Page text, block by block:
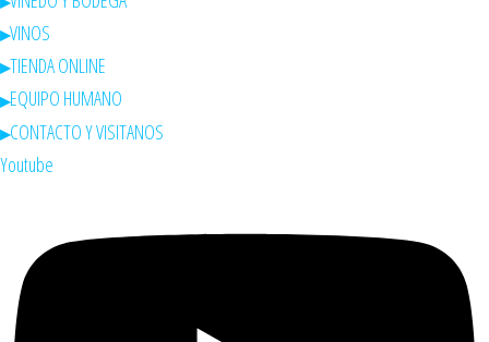
VINOS
TIENDA ONLINE
EQUIPO HUMANO
CONTACTO Y VISITANOS
Youtube